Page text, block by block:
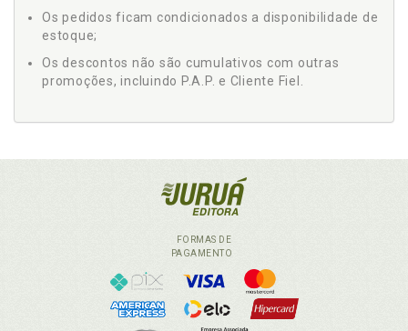
Os pedidos ficam condicionados a disponibilidade de
estoque;
Os descontos não são cumulativos com outras
promoções, incluindo P.A.P. e Cliente Fiel.
FORMAS DE
PAGAMENTO